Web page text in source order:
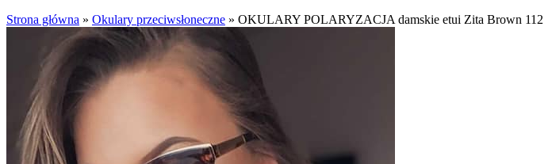
Strona główna » Okulary przeciwsłoneczne » OKULARY POLARYZACJA damskie etui Zita Brown 112